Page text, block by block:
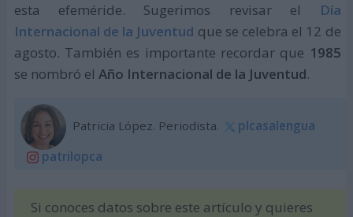
esta efeméride. Sugerimos revisar el Día
Internacional de la Juventud que se celebra el 12 de
agosto. También es importante recordar que 1985
se nombró el Año Internacional de la Juventud.
Patricia López. Periodista.
plcasalengua
patrilopca
Si conoces datos sobre este artículo y quieres